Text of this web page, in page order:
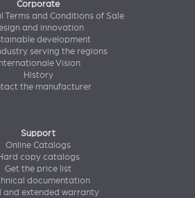
Corporate
Terms and Conditions of Sale
and innovation
development
serving the regions
Vision
History
the manufacturer
Support
Online Catalogs
copy catalogs
Get the price list
documentation
and extended warranty